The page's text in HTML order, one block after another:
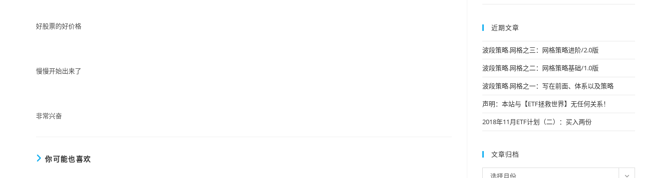
好股票的好价格
慢慢开始出来了
非常兴奋
你可能也喜欢
近期文章
波段策略.网格之三：网格策略进阶/2.0版
波段策略.网格之二：网格策略基础/1.0版
波段策略.网格之一：写在前面、体系以及策略
声明：本站与【ETF拯救世界】无任何关系！
2018年11月ETF计划（二）：买入两份
文章归档
选择月份